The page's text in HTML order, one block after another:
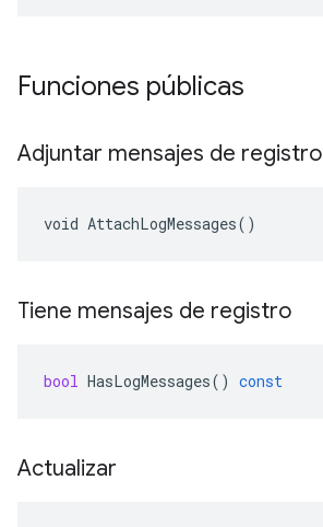
Funciones públicas
Adjuntar mensajes de registro
void AttachLogMessages()
Tiene mensajes de registro
bool HasLogMessages() const
Actualizar